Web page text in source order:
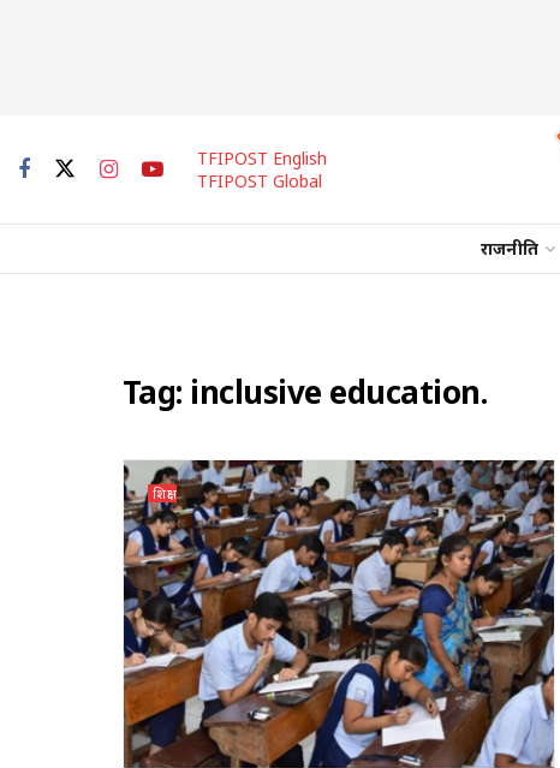
TFIPOST English
TFIPOST Global
राजनीति
Tag: inclusive education.
शिक्षा